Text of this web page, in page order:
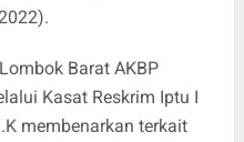
Barat AKBP
Kasat Reskrim Iptu I
membenarkan terkait